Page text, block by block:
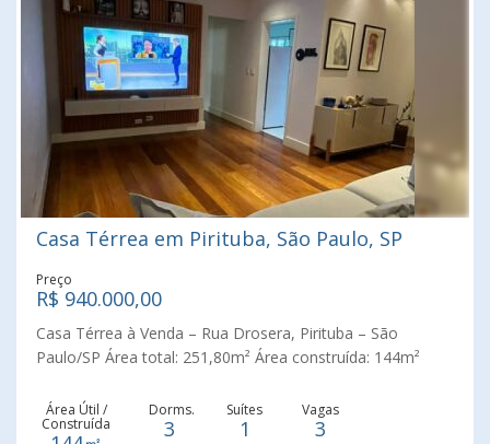
Casa Térrea em Pirituba, São Paulo, SP
Preço
R$ 940.000,00
Casa Térrea à Venda – Rua Drosera, Pirituba – São
Paulo/SP Área total: 251,80m² Área construída: 144m²
no bairro de Pirituba, com fácil acesso às principais vias da
região e rodovias. O imóvel possui excelente distribuição
Área Útil /
Construída
Dorms.
3
Suítes
1
Vagas
3